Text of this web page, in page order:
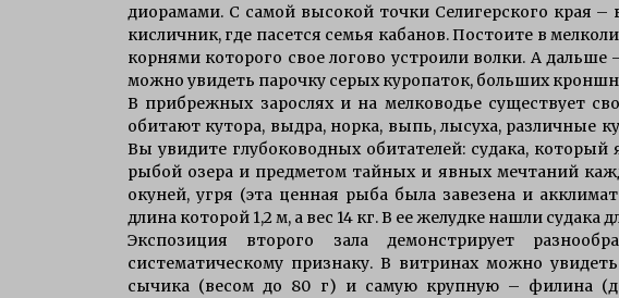
диорамами. С самой высокой точки Селигерского края –
кисличник, где пасется семья кабанов. Постоите в
корнями которого свое логово устроили волки. А
можно увидеть парочку серых куропаток, больших
В прибрежных зарослях и на мелководье существует
обитают кутора, выдра, норка, выпь, лысуха, различные
Вы увидите глубоководных обитателей: судака,
рыбой озера и предметом тайных и явных мечтаний
окуней, угря (эта ценная рыба была завезена и
длина которой 1,2 м, а вес 14 кг. В ее желудке нашли судака
Экспозиция второго зала демонстрирует
систематическому признаку. В витринах можно
сычика (весом до 80 г) и самую крупную – филина